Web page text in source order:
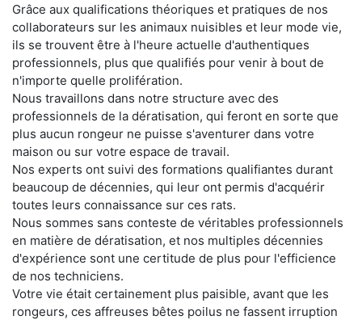
Grâce aux qualifications théoriques et pratiques de nos
collaborateurs sur les animaux nuisibles et leur mode vie,
ils se trouvent être à l'heure actuelle d'authentiques
professionnels, plus que qualifiés pour venir à bout de
n'importe quelle prolifération.
Nous travaillons dans notre structure avec des
professionnels de la dératisation, qui feront en sorte que
plus aucun rongeur ne puisse s'aventurer dans votre
maison ou sur votre espace de travail.
Nos experts ont suivi des formations qualifiantes durant
beaucoup de décennies, qui leur ont permis d'acquérir
toutes leurs connaissance sur ces rats.
Nous sommes sans conteste de véritables professionnels
en matière de dératisation, et nos multiples décennies
d'expérience sont une certitude de plus pour l'efficience
de nos techniciens.
Votre vie était certainement plus paisible, avant que les
rongeurs, ces affreuses bêtes poilus ne fassent irruption